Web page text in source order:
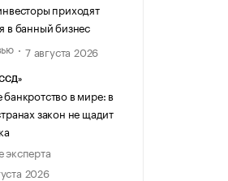
приходят
в банный бизнес
7 августа 2026
банкротство в мире: в
закон не щадит
эксперта
2026